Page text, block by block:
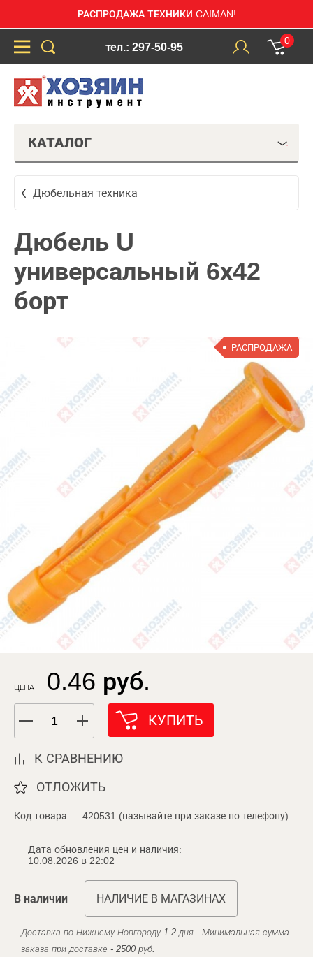
РАСПРОДАЖА ТЕХНИКИ CAIMAN!
тел.: 297-50-95
0
КАТАЛОГ
Дюбельная техника
Дюбель U
универсальный 6х42
борт
РАСПРОДАЖА
ЦЕНА 0.46 руб.
КУПИТЬ
К СРАВНЕНИЮ
ОТЛОЖИТЬ
Код товара — 420531 (называйте при заказе по телефону)
Дата обновления цен и наличия:
10.08.2026 в 22:02
В наличии НАЛИЧИЕ В МАГАЗИНАХ
Доставка по Нижнему Новгороду 1-2 дня . Минимальная сумма
заказа при доставке - 2500 руб.